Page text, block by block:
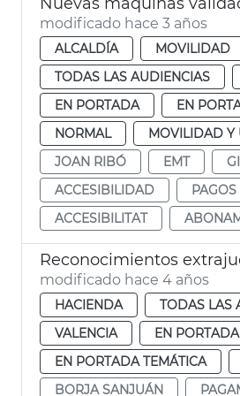
modificado hace 3 años
ALCALDÍA MOVILIDAD
TODAS LAS AUDIENCIAS
EN PORTADA
EN
NORMAL
MOVILIDAD Y
JOAN RIBÓ
EMT
ACCESIBILIDAD
PAGOS
ACCESIBILITAT
modificado hace 4 años
HACIENDA
TODAS LAS
VALENCIA
EN PORTADA
EN PORTADA TEMÁTICA
BORJA SANJUÁN